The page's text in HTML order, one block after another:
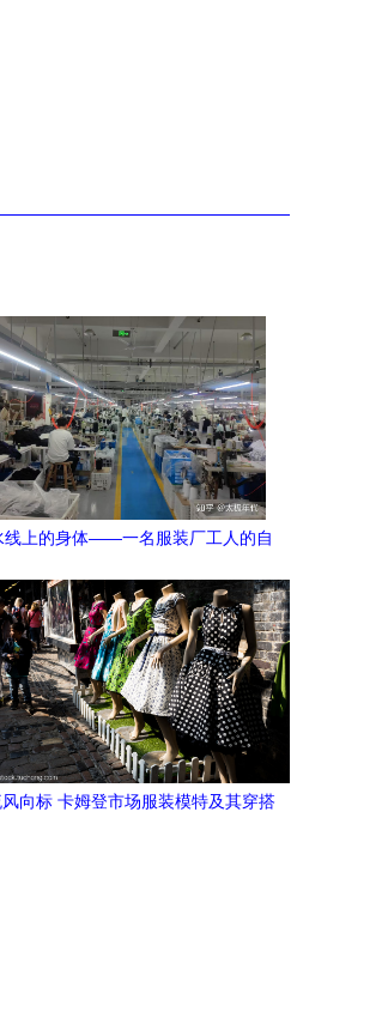
线上的身体——一名服装厂工人的自
向标 卡姆登市场服装模特及其穿搭